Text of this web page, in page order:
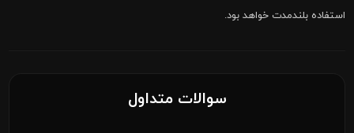
استفاده بلندمدت خواهد بود.
سوالات متداول